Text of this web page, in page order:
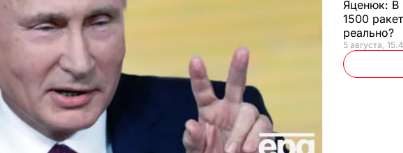
Яценюк: В
1500
реально?
5 августа,